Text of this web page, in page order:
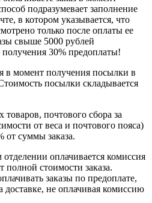
подразумевает заполнение
в котором указывается, что
только после оплаты ее
свыше 5000 рублей
получения 30% предоплаты!
в момент получения посылки в
посылки складывается
товаров, почтового сбора за
от веса и почтового пояса)
от суммы заказа.
оплачивается комиссия
полной стоимости заказа.
заказы по предоплате,
не оплачивая комиссию